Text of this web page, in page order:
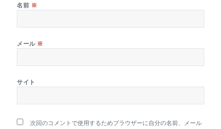
名前 ※
メール ※
サイト
次回のコメントで使用するためブラウザーに自分の名前、メール